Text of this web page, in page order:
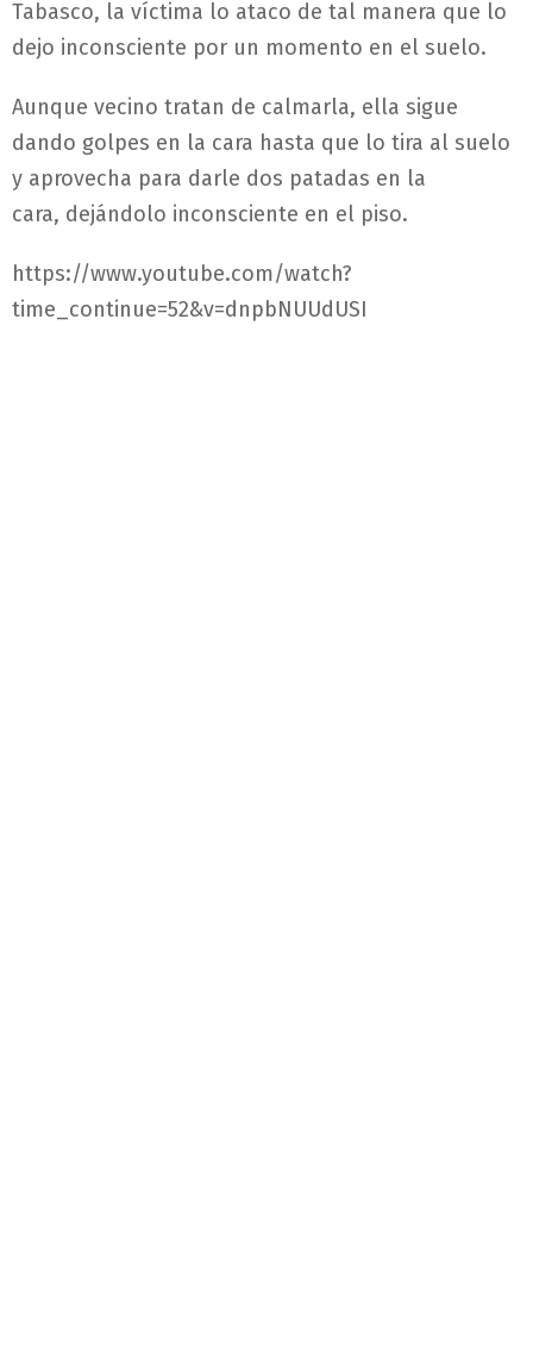
Tabasco, la víctima lo ataco de tal manera que lo
dejo inconsciente por un momento en el suelo.
Aunque vecino tratan de calmarla, ella sigue
dando golpes en la cara hasta que lo tira al suelo
y aprovecha para darle dos patadas en la
cara, dejándolo inconsciente en el piso.
https://www.youtube.com/watch?
time_continue=52&v=dnpbNUUdUSI